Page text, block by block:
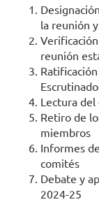
la reunión
reunión
Lectura
Retiro de
miembros
Informes
comités
Debate y
2024-25